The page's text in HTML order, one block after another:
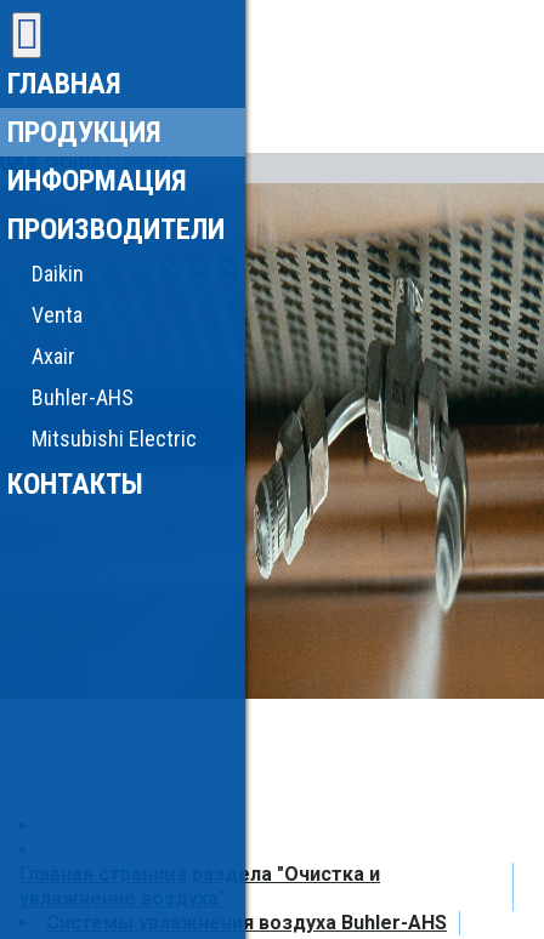
ГЛАВНАЯ
ПРОДУКЦИЯ
ИНФОРМАЦИЯ
ПРОИЗВОДИТЕЛИ
Daikin
Venta
Axair
Buhler-AHS
Mitsubishi Electric
КОНТАКТЫ
Главная страница раздела "Очистка и
Системы увлажнения воздуха Buhler-AHS